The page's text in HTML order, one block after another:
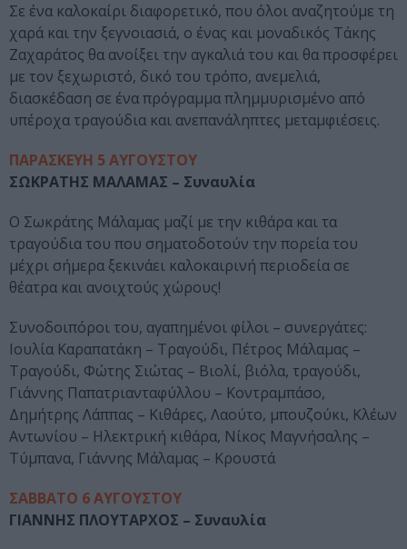
Σε ένα καλοκαίρι διαφορετικό, που όλοι αναζητούμε τη
χαρά και την ξεγνοιασιά, ο ένας και μοναδικός Τάκης
Ζαχαράτος θα ανοίξει την αγκαλιά του και θα προσφέρει
με τον ξεχωριστό, δικό του τρόπο, ανεμελιά,
διασκέδαση σε ένα πρόγραμμα πλημμυρισμένο από
υπέροχα τραγούδια και ανεπανάληπτες μεταμφιέσεις.
ΠΑΡΑΣΚΕΥΗ 5 ΑΥΓΟΥΣΤΟΥ
ΣΩΚΡΑΤΗΣ ΜΑΛΑΜΑΣ – Συναυλία
O Σωκράτης Μάλαμας μαζί με την κιθάρα και τα
τραγούδια του που σηματοδοτούν την πορεία του
μέχρι σήμερα ξεκινάει καλοκαιρινή περιοδεία σε
θέατρα και ανοιχτούς χώρους!
Συνοδοιπόροι του, αγαπημένοι φίλοι – συνεργάτες:
Ιουλία Καραπατάκη – Τραγούδι, Πέτρος Μάλαμας –
Τραγούδι, Φώτης Σιώτας – Βιολί, βιόλα, τραγούδι,
Γιάννης Παπατριανταφύλλου – Κοντραμπάσο,
Δημήτρης Λάππας – Κιθάρες, Λαούτο, μπουζούκι, Κλέων
Αντωνίου – Ηλεκτρική κιθάρα, Νίκος Μαγνήσαλης –
Τύμπανα, Γιάννης Μάλαμας – Κρουστά
ΣΑΒΒΑΤΟ 6 ΑΥΓΟΥΣΤΟΥ
ΓΙΑΝΝΗΣ ΠΛΟΥΤΑΡΧΟΣ – Συναυλία